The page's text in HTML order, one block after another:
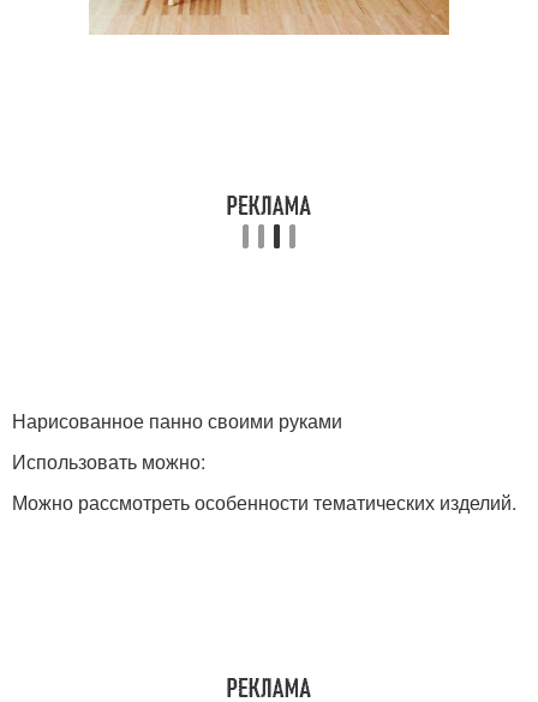
Нарисованное панно своими руками
Использовать можно:
Можно рассмотреть особенности тематических изделий.